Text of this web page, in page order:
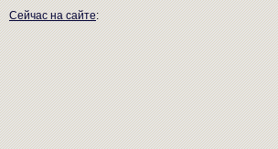
Сейчас на сайте: